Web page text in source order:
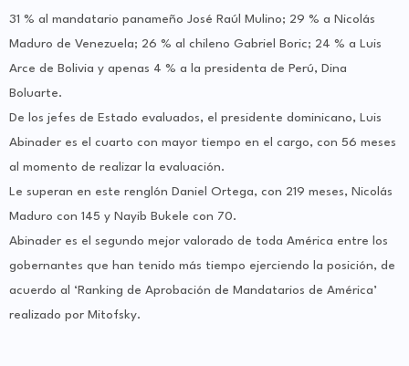
31 % al mandatario panameño José Raúl Mulino; 29 % a Nicolás
Maduro de Venezuela; 26 % al chileno Gabriel Boric; 24 % a Luis
Arce de Bolivia y apenas 4 % a la presidenta de Perú, Dina
Boluarte.
De los jefes de Estado evaluados, el presidente dominicano, Luis
Abinader es el cuarto con mayor tiempo en el cargo, con 56 meses
al momento de realizar la evaluación.
Le superan en este renglón Daniel Ortega, con 219 meses, Nicolás
Maduro con 145 y Nayib Bukele con 70.
Abinader es el segundo mejor valorado de toda América entre los
gobernantes que han tenido más tiempo ejerciendo la posición, de
acuerdo al ‘Ranking de Aprobación de Mandatarios de América’
realizado por Mitofsky.